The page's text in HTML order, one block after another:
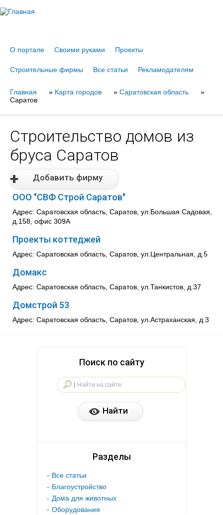
О портале Своими руками Проекты
Строительные фирмы Все статьи Рекламодателям
Вы
Главная » Карта городов » Саратовская область
»
Саратов
Строительство домов из
бруса Саратов
Добавить фирму
ООО "СВФ Строй Саратов"
Адрес: Саратовская область, Саратов, ул.Большая Садовая,
д.158, офис 309А
Проекты коттеджей
Адрес: Саратовская область, Саратов, ул.Центральная, д.5
Домакс
Адрес: Саратовская область, Саратов, ул.Танкистов, д.37
Домстрой 53
Адрес: Саратовская область, Саратов, ул.Астраханская, д.3
Поиск по сайту
Разделы
Все статьи
Благоустройство
Дома для животных
Оборудования